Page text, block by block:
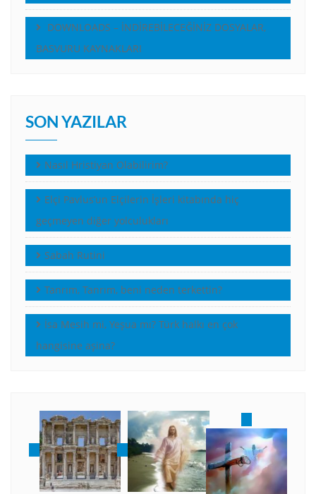
DOWNLOADS – İNDİREBİLECEĞİNİZ DOSYALAR,
BASVURU KAYNAKLARI
SON YAZILAR
Nasıl Hristiyan Olabilirim?
Elçi Pavlus’un Elçilerin İşleri kitabında hiç
geçmeyen diğer yolculukları
Sabah Rutini
Tanrım, Tanrım, beni neden terkettin?
İsa Mesih mi, Yeşua mı? Türk halkı en çok
hangisine aşina?